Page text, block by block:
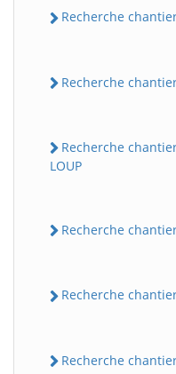
Recherche
Recherche
Recherche
LOUP
Recherche
Recherche
Recherche